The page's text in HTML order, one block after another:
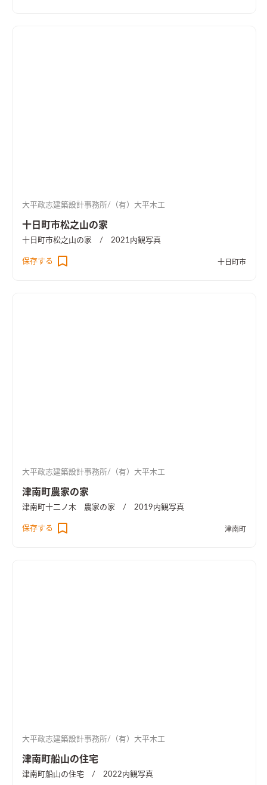
大平政志建築設計事務所/（有）大平木工
十日町市松之山の家
十日町市松之山の家 / 2021内観写真
保存する 十日町市
大平政志建築設計事務所/（有）大平木工
津南町農家の家
津南町十二ノ木 農家の家 / 2019内観写真
保存する 津南町
大平政志建築設計事務所/（有）大平木工
津南町船山の住宅
津南町船山の住宅 / 2022 内観写真